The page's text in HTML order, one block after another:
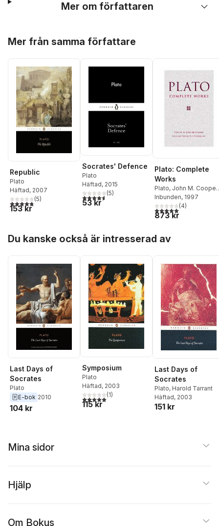
Mer om författaren
Mer från samma författare
Republic
Plato
Häftad, 2007
4,8utav 5 stjärnor. Totalt antal röster:
(5)
153 kr
Socrates' Defence
Plato
Häftad, 2015
4,6utav 5 stjärnor. Totalt antal röster:
(5)
53 kr
Plato: Complete
Works
Plato, John M. Cooper ,
D. S. Hutchinson
Inbunden, 1997
5,0utav 5 stjärnor.
(4)
873 kr
Du kanske också är intresserad av
Last Days of
Socrates
Plato
E-bok 2010
104 kr
Symposium
Plato
Häftad, 2003
5,0utav 5 stjärnor. Totalt antal röster:
(1)
115 kr
Last Days of
Socrates
Plato, Harold Tarrant
Häftad, 2003
151 kr
Mina sidor
Hjälp
Om Bokus